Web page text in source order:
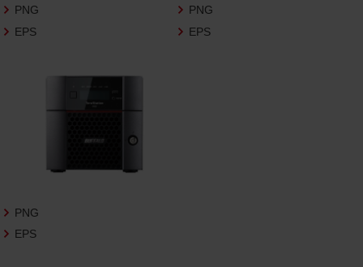
商品写真データの全部又は一部の譲
渡、貸与、再利用許諾、改変、著作権表
等）を併記する等の方法により、商品
当社の商品であることを特定できる
商品写真データに著作権表示、ラベ
PNG
EPS
PNG
EPS
PNG
EPS